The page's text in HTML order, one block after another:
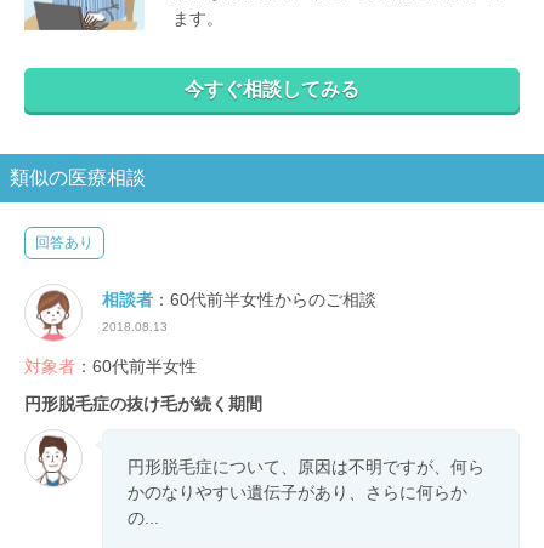
ます。
今すぐ相談してみる
類似の医療相談
回答あり
相談者 ：60代前半女性からのご相談
2018.08.13
対象者 ：60代前半女性
円形脱毛症の抜け毛が続く期間
円形脱毛症について、原因は不明ですが、何ら
かのなりやすい遺伝子があり、さらに何らか
の...